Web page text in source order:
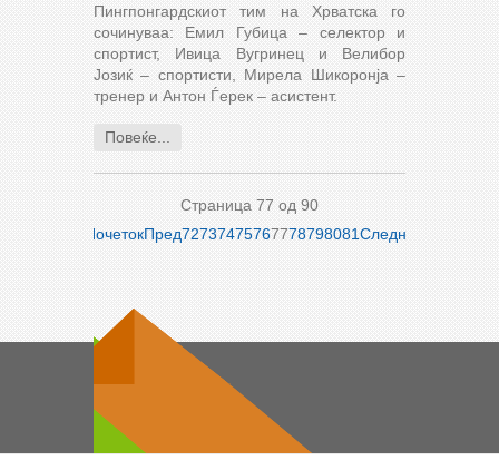
Пингпонгардскиот тим на Хрватска го
сочинуваа: Емил Губица – селектор и
спортист, Ивица Вугринец и Велибор
Јозиќ – спортисти, Мирела Шикоронја –
тренер и Антон Ѓерек – асистент.
Повеќе...
Страница 77 од 90
ПочетокПред72737475767778798081Следно